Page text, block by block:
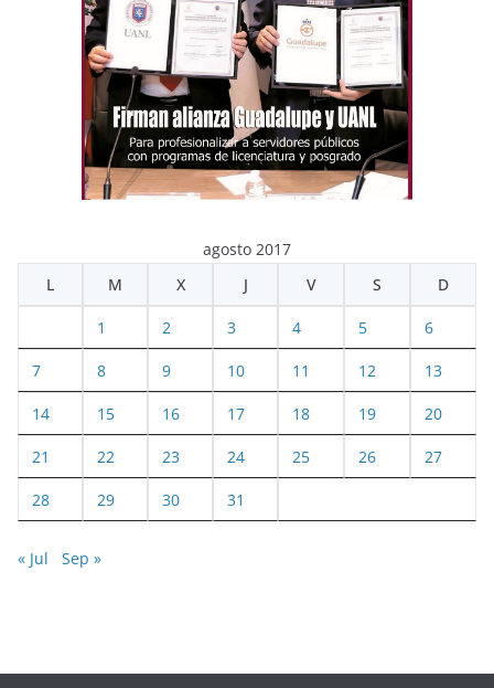
agosto 2017
L
M X J V S D
1 2 3 4 5 6
7 8 9 10 11 12 13
14 15 16 17 18 19 20
21 22 23 24 25 26 27
28 29 30 31
« Jul Sep »